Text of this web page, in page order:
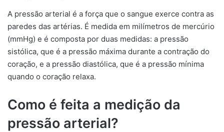
A pressão arterial é a força que o sangue exerce contra as
paredes das artérias. É medida em milímetros de mercúrio
(mmHg) e é composta por duas medidas: a pressão
sistólica, que é a pressão máxima durante a contração do
coração, e a pressão diastólica, que é a pressão mínima
quando o coração relaxa.
Como é feita a medição da
pressão arterial?